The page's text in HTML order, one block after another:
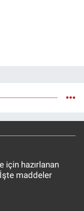
için hazırlanan
maddeler